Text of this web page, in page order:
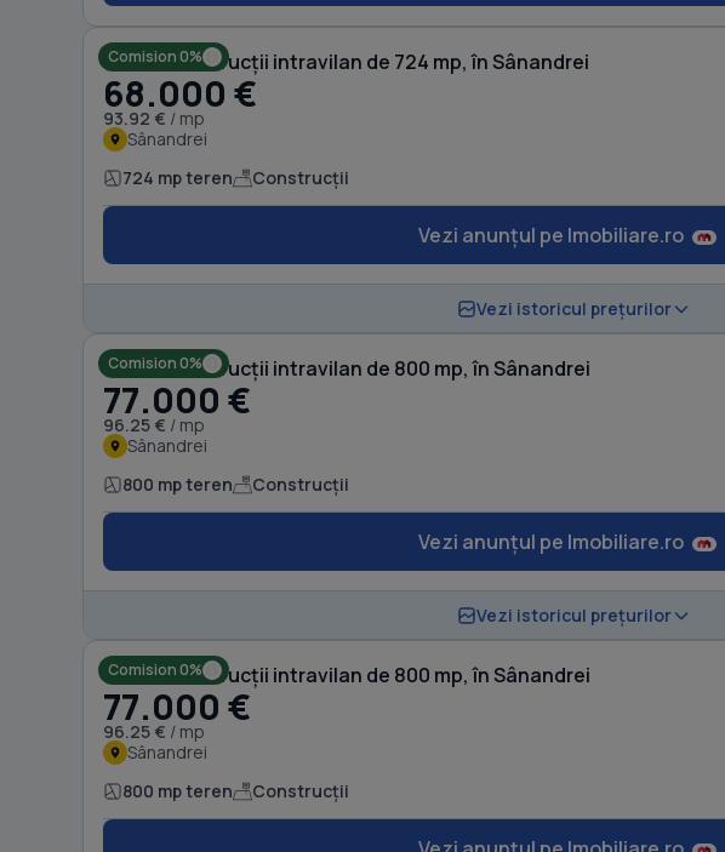
Comision 0%
Teren Construcții intravilan de 724 mp, în Sânandrei
68.000 €
93.92 € / mp
Sânandrei
724 mp teren Construcții
Vezi anunțul pe Imobiliare.ro
Vezi istoricul prețurilor
Comision 0%
Teren Construcții intravilan de 800 mp, în Sânandrei
77.000 €
96.25 € / mp
Sânandrei
800 mp teren Construcții
Vezi anunțul pe Imobiliare.ro
Vezi istoricul prețurilor
Comision 0%
Teren Construcții intravilan de 800 mp, în Sânandrei
77.000 €
96.25 € / mp
Sânandrei
800 mp teren Construcții